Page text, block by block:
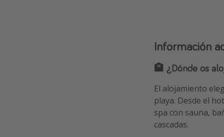
Información
🏨 ¿Dónde os
El alojamiento
playa. Desde el
spa con sauna,
cascadas.